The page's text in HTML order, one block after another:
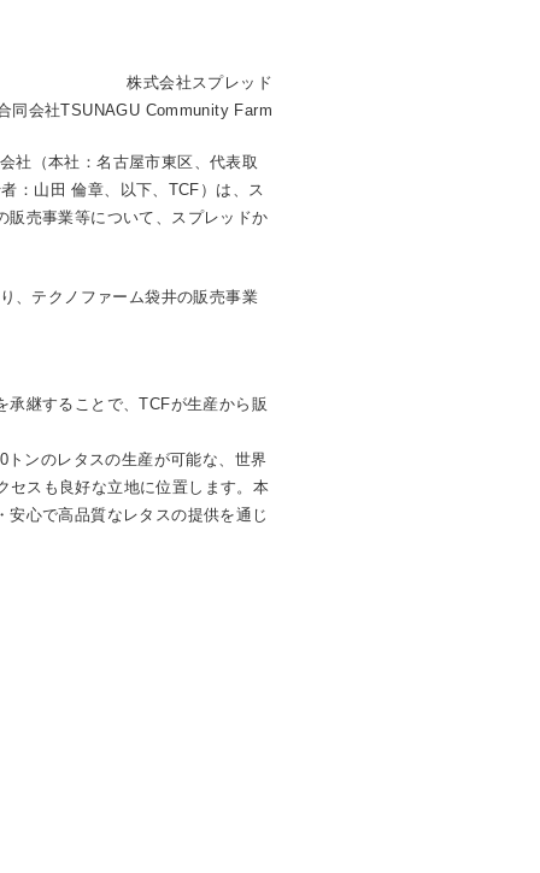
株式会社スプレッド
同会社TSUNAGU Community Farm
社（本社：名古屋市東区、代表取
：山田 倫章、以下、TCF）は、ス
販売事業等について、スプレッドか
、テクノファーム袋井の販売事業
継することで、TCFが生産から販
ンのレタスの生産が可能な、世界
セスも良好な立地に位置します。本
心で高品質なレタスの提供を通じ